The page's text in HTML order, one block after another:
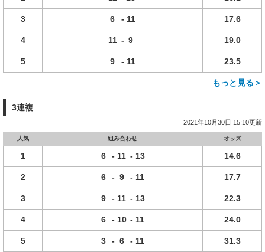
3 6 - 11 17.6
4 11 - 9 19.0
5 9 - 11 23.5
もっと見る＞
3連複
2021年10月30日 15:10更新
人気 組み合わせ オッズ
1 6 - 11 - 13 14.6
2 6 - 9 - 11 17.7
3 9 - 11 - 13 22.3
4 6 - 10 - 11 24.0
5 3 - 6 - 11 31.3